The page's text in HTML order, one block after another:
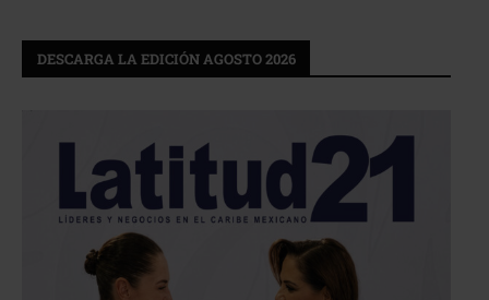
DESCARGA LA EDICIÓN AGOSTO 2026